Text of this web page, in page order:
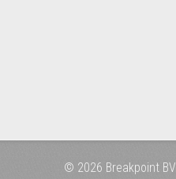
© 2026 Breakpoint BV